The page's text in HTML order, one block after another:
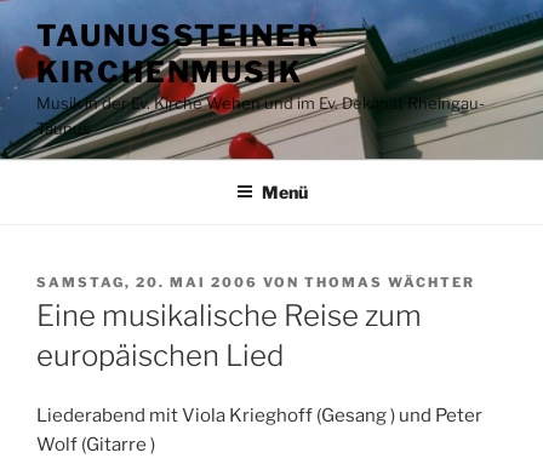
Inhalt
springen
TAUNUSSTEINER
KIRCHENMUSIK
Musik in der Ev. Kirche Wehen und im Ev. Dekanat Rheingau-
Taunus
Menü
VERÖFFENTLICHT
AM
SAMSTAG, 20. MAI 2006 VON THOMAS WÄCHTER
Eine musikalische Reise zum
europäischen Lied
Liederabend mit Viola Krieghoff (Gesang ) und Peter
Wolf (Gitarre )